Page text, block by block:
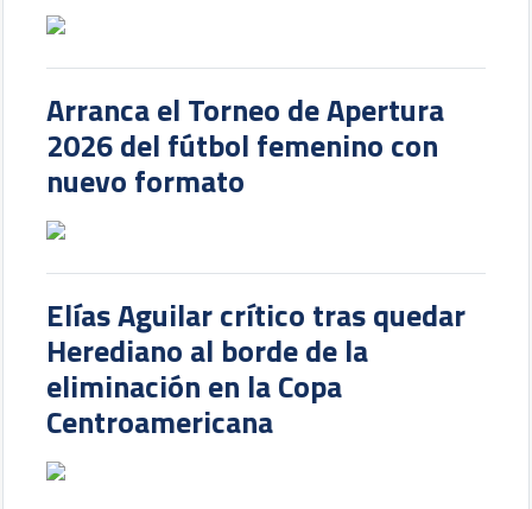
Arranca el Torneo de Apertura
2026 del fútbol femenino con
nuevo formato
Elías Aguilar crítico tras quedar
Herediano al borde de la
eliminación en la Copa
Centroamericana